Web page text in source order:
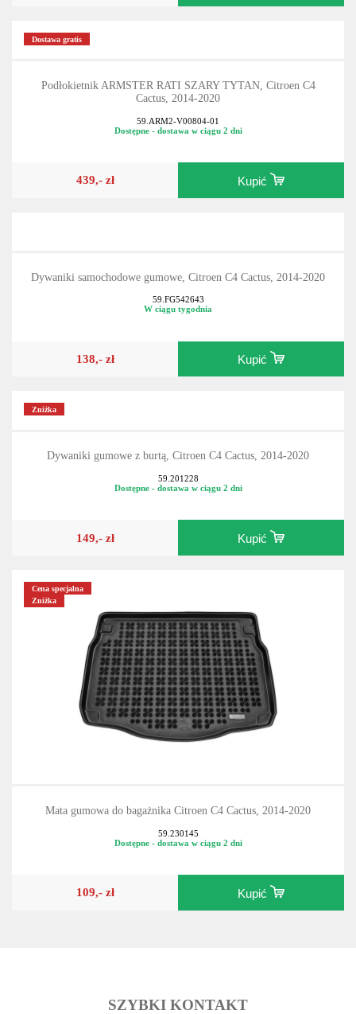
Dostawa gratis
Podłokietnik ARMSTER RATI SZARY TYTAN, Citroen C4
Cactus, 2014-2020
59.ARM2-V00804-01
Dostępne - dostawa w ciągu 2 dni
439,- zł Kupić
Dywaniki samochodowe gumowe, Citroen C4 Cactus, 2014-2020
59.FG542643
W ciągu tygodnia
138,- zł Kupić
Zniżka
Dywaniki gumowe z burtą, Citroen C4 Cactus, 2014-2020
59.201228
Dostępne - dostawa w ciągu 2 dni
149,- zł Kupić
Cena specjalna
Zniżka
Mata gumowa do bagażnika Citroen C4 Cactus, 2014-2020
59.230145
Dostępne - dostawa w ciągu 2 dni
109,- zł Kupić
SZYBKI KONTAKT